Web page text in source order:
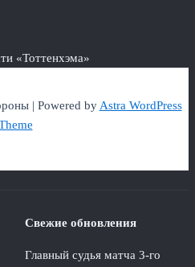
«Тоттенхэма»
| Powered byAstra WordPress
Свежие обновления
Главный судья матча 3-го